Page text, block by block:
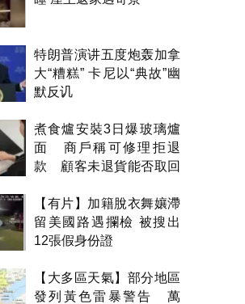
特朗普演讲五度炮轰加拿
大“糟糕” 卡尼以“典故”幽
默反讥
煮食爐安裝3日爆玻璃爐
面 商戶稱可修理拒退
款 顧客未退貨能否取回
【有片】加籍脫衣舞孃滯
留美國路遇攔檢 被搜出
12張假身份證
【大多區天氣】部分地區
發列黃色雷暴警告 萬